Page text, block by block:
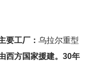
要工厂： 乌拉尔重型
西方国家援建。30年